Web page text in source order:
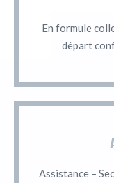
En formule
départ
Assistance –